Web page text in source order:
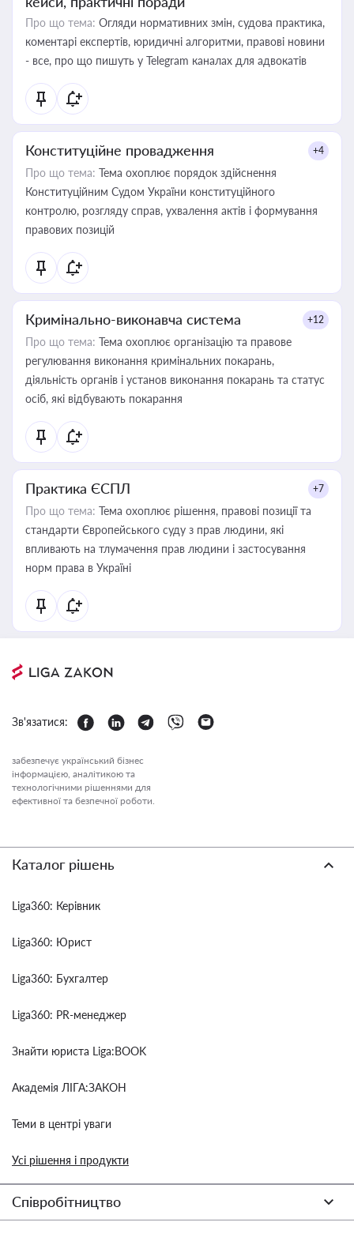
Про що тема: Огляди нормативних змін, судова практика,
коментарі експертів, юридичні алгоритми, правові новини
- все, про що пишуть у Telegram каналах для адвокатів
Конституційне провадження +4
Про що тема: Тема охоплює порядок здійснення
Конституційним Судом України конституційного
контролю, розгляду справ, ухвалення актів і формування
правових позицій
Кримінально-виконавча система +12
Про що тема: Тема охоплює організацію та правове
регулювання виконання кримінальних покарань,
діяльність органів і установ виконання покарань та статус
осіб, які відбувають покарання
Практика ЄСПЛ +7
Про що тема: Тема охоплює рішення, правові позиції та
стандарти Європейського суду з прав людини, які
впливають на тлумачення прав людини і застосування
норм права в Україні
Зв'язатися:
забезпечує український бізнес
інформацією, аналітикою та
технологічними рішеннями для
ефективної та безпечної роботи.
Каталог рішень
Liga360: Керівник
Liga360: Юрист
Liga360: Бухгалтер
Liga360: PR-менеджер
Знайти юриста Liga:BOOK
Академія ЛІГА:ЗАКОН
Теми в центрі уваги
Усі рішення і продукти
Співробітництво